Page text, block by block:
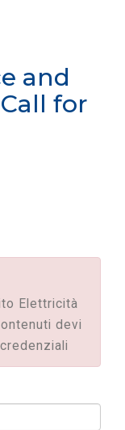
and
for
Elettricità
devi